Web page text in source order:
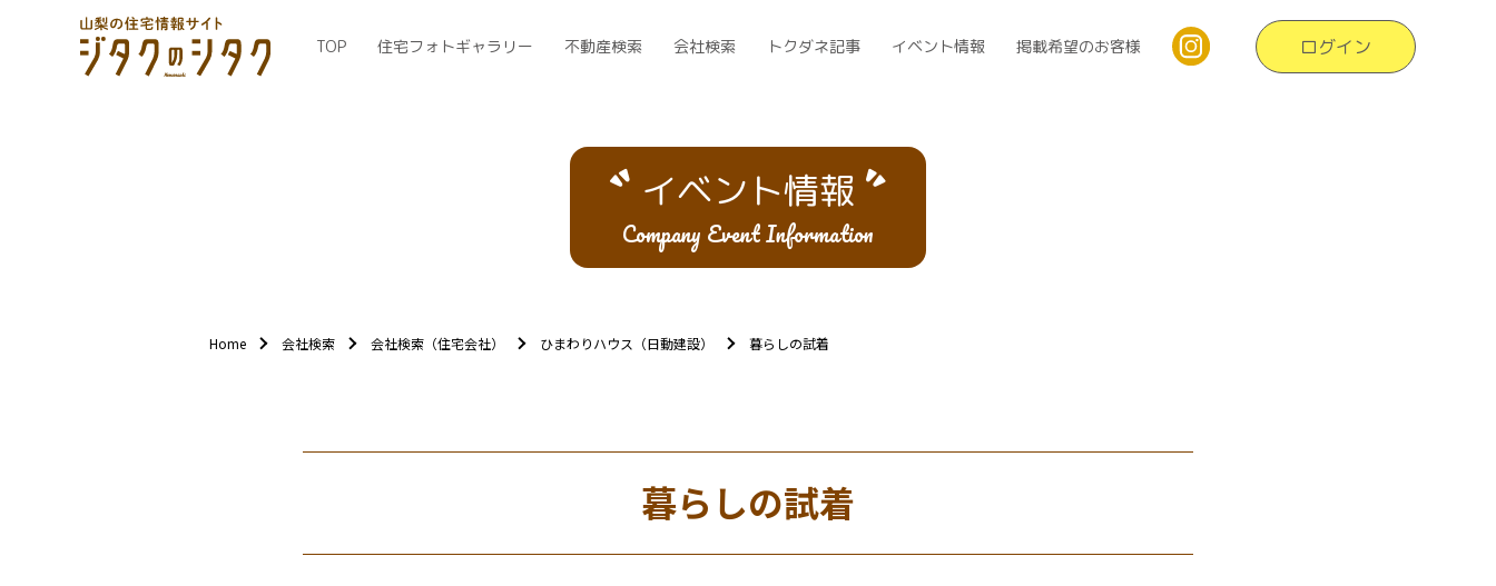
TOP 住宅フォトギャラリー 不動産検索 会社検索 トクダネ記事 イベント情報 掲載希望のお客様 ログイン
イベント情報
Company Event Information
Home 会社検索 会社検索（住宅会社） ひまわりハウス（日動建設） 暮らしの試着
暮らしの試着